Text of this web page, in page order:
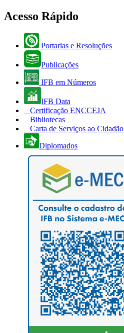
Acesso Rápido
Portarias e Resoluções
Publicações
IFB em Números
IFB Data
Certificação ENCCEJA
Bibliotecas
Carta de Serviços ao Cidadão
Diplomados